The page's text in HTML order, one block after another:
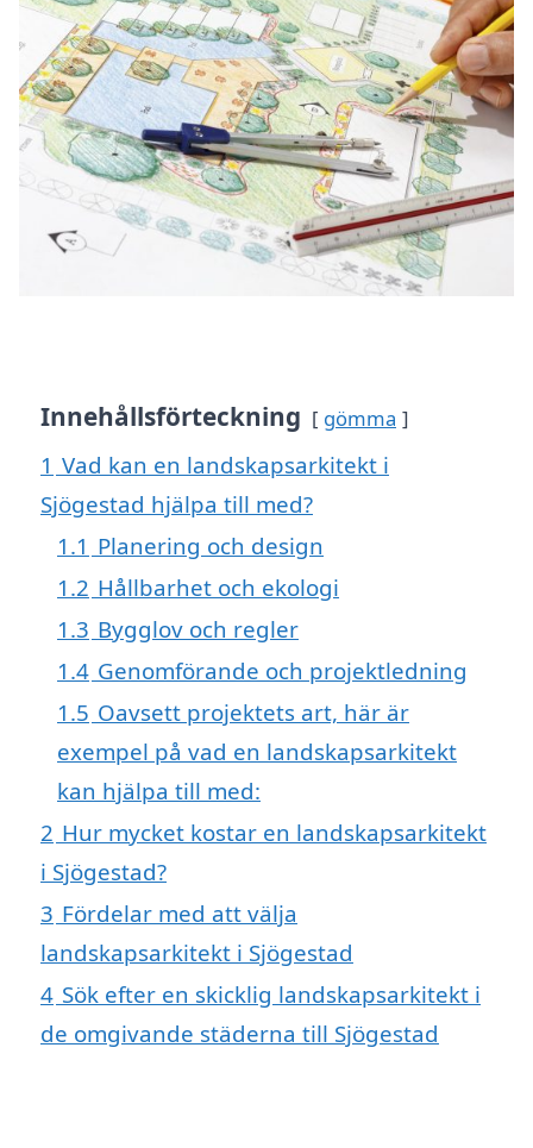
Innehållsförteckning gömma
1 Vad kan en landskapsarkitekt i
Sjögestad hjälpa till med?
1.1 Planering och design
1.2 Hållbarhet och ekologi
1.3 Bygglov och regler
1.4 Genomförande och projektledning
1.5 Oavsett projektets art, här är
exempel på vad en landskapsarkitekt
kan hjälpa till med:
2 Hur mycket kostar en landskapsarkitekt
i Sjögestad?
3 Fördelar med att välja
landskapsarkitekt i Sjögestad
4 Sök efter en skicklig landskapsarkitekt i
de omgivande städerna till Sjögestad